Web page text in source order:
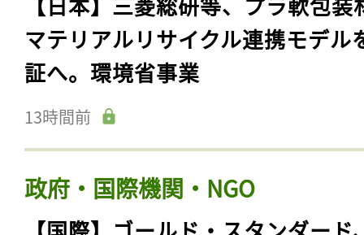
マテリアルリサイクル連携モデル
証へ。環境省事業
13時間前
政府・国際機関・NGO